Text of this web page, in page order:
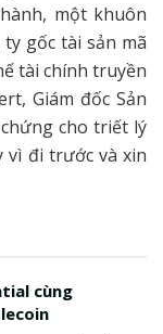
một khuôn
gốc tài sản mã
tài chính truyền
Giám đốc Sản
cho triết lý
vì đi trước và xin
cùng